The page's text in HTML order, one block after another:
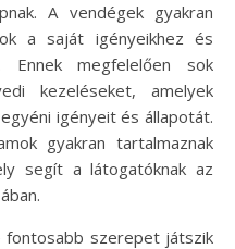
A vendégek gyakran
a saját igényeikhez és
Ennek megfelelően sok
kezeléseket, amelyek
igényeit és állapotát.
gyakran tartalmaznak
segít a látogatóknak az
fontosabb szerepet játszik